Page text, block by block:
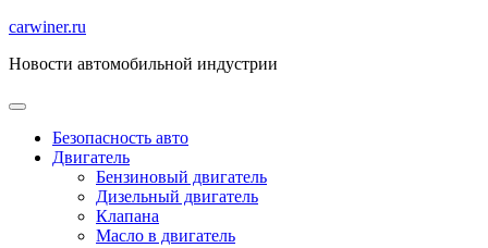
Перейти
содержимому
carwiner.ru
Новости автомобильной индустрии
Безопасность авто
Двигатель
Бензиновый двигатель
Дизельный двигатель
Клапана
Масло в двигатель